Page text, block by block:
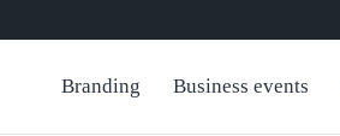
Branding Business events